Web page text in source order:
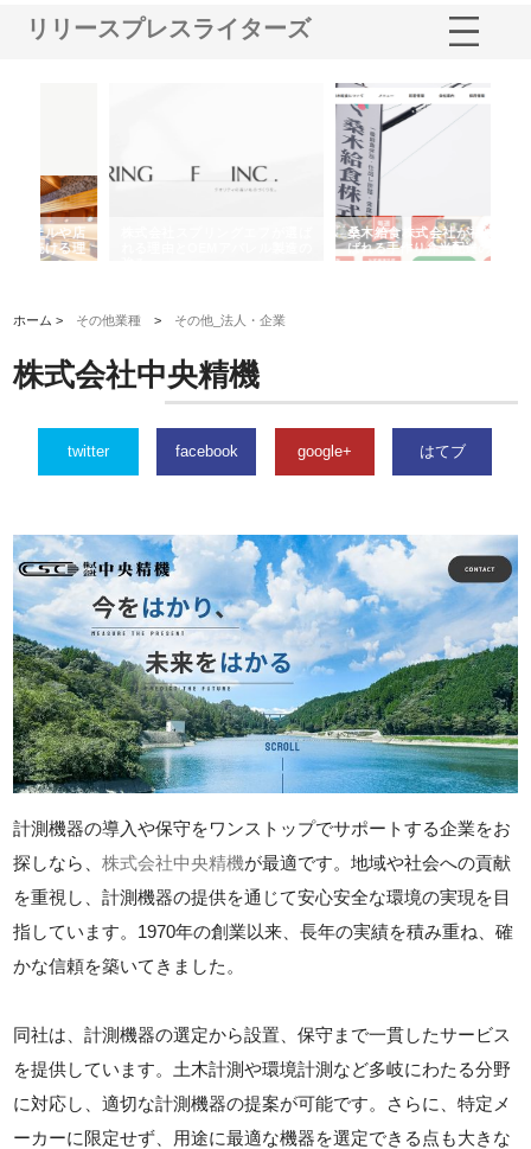
リリースプレスライターズ
株式会社スプリングエフが選ば
れる理由とOEMアパレル製造の
強み
桑木給食株式会社が福山市で選
ばれる手作り弁当配達の理由
ホーム > その他業種 > その他_法人・企業
株式会社中央精機
twitter facebook google+ はてブ
計測機器の導入や保守をワンストップでサポートする企業をお
探しなら、株式会社中央精機が最適です。地域や社会への貢献
を重視し、計測機器の提供を通じて安心安全な環境の実現を目
指しています。1970年の創業以来、長年の実績を積み重ね、確
かな信頼を築いてきました。
同社は、計測機器の選定から設置、保守まで一貫したサービス
を提供しています。土木計測や環境計測など多岐にわたる分野
に対応し、適切な計測機器の提案が可能です。さらに、特定メ
ーカーに限定せず、用途に最適な機器を選定できる点も大きな